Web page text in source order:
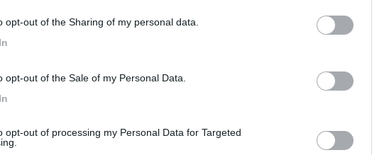
opt-out of the Sharing of my personal data.
opt-out of the Sale of my Personal Data.
opt-out of processing my Personal Data for Targeted
tester e mettere uno staccabatteria sul positivo che dal regolatore va in batteria
13:59:07